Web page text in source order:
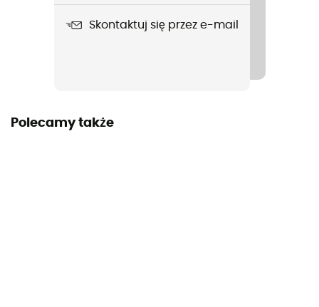
100% polyester
Skontaktuj się przez e-mail
Polecamy także